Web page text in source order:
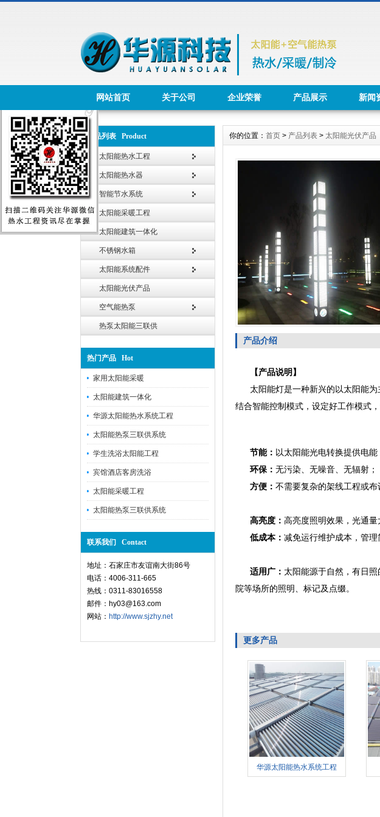
网站首页 关于公司 企业荣誉 产品展示 新闻
产品列表 Product
太阳能热水工程
太阳能热水器
智能节水系统
太阳能采暖工程
太阳能建筑一体化
不锈钢水箱
太阳能系统配件
太阳能光伏产品
空气能热泵
热泵太阳能三联供
热门产品 Hot
家用太阳能采暖
太阳能建筑一体化
华源太阳能热水系统工程
太阳能热泵三联供系统
学生洗浴太阳能工程
宾馆酒店客房洗浴
太阳能采暖工程
太阳能热泵三联供系统
联系我们 Contact
地址：石家庄市友谊南大街86号
电话：4006-311-665
热线：0311-83016558
邮件：hy03@163.com
网站： http://www.sjzhy.net
你的位置： 首页 > 产品列表 > 太阳能光伏产品
产品介绍
【产品说明】
太阳能灯是一种新兴的以太阳能为
结合智能控制模式，设定好工作模式
节能： 以太阳能光
环保： 无污染、
方便： 不需要复杂的架线工程
高亮度： 高亮度照明
低成本： 减免运行维护成本，管
适用广： 太阳能源于自然，有日
院等场所的照明、标记及点缀。
更多产品
华源太阳能热水系统工程